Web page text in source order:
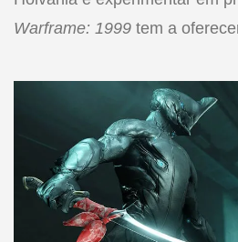
Warframe: 1999 tem a